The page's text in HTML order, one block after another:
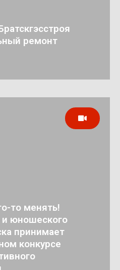
ремонт
то менять!
и юношеского
принимает
конкурсе